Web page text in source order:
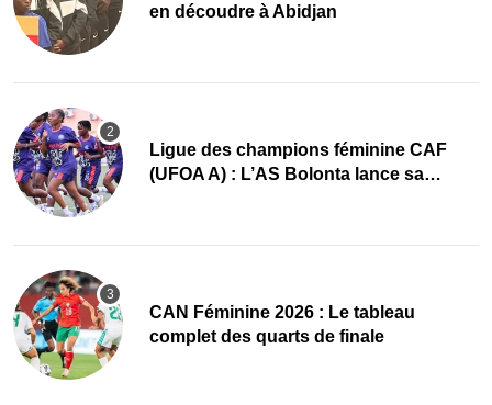
en découdre à Abidjan
Ligue des champions féminine CAF
(UFOA A) : L’AS Bolonta lance sa
CAN Féminine 2026 : Le tableau
complet des quarts de finale